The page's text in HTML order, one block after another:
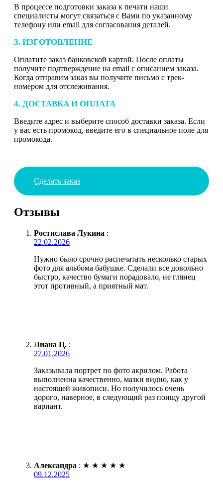
В процессе подготовки заказа к печати наши
специалисты могут связаться с Вами по указанному
телефону или email для согласования деталей.
3. ИЗГОТОВЛЕНИЕ
Оплатите заказ банковской картой. После оплаты
получите подтверждение на email с описанием заказа.
Когда отправим заказ вы получите письмо с трек-
номером для отслеживания.
4. ДОСТАВКА И ОПЛАТА
Введите адрес и выберите способ доставки заказа. Если
у вас есть промокод, введите его в специальное поле для
промокода.
Сделать заказ
Отзывы
Ростислава Лукина :
22.02.2026
Нужно было срочно распечатать несколько старых
фото для альбома бабушке. Сделали все довольно
быстро, качество бумаги порадовало, не глянец
этот противный, а приятный мат.
Лиана Ц. :
27.01.2026
Заказывала портрет по фото акрилом. Работа
выполненна качественно, мазки видно, как у
настоящей живописи. Но получилось очень
дорого, наверное, в следующий раз поищу другой
вариант.
Александра : ★ ★ ★ ★ ★
09.12.2025